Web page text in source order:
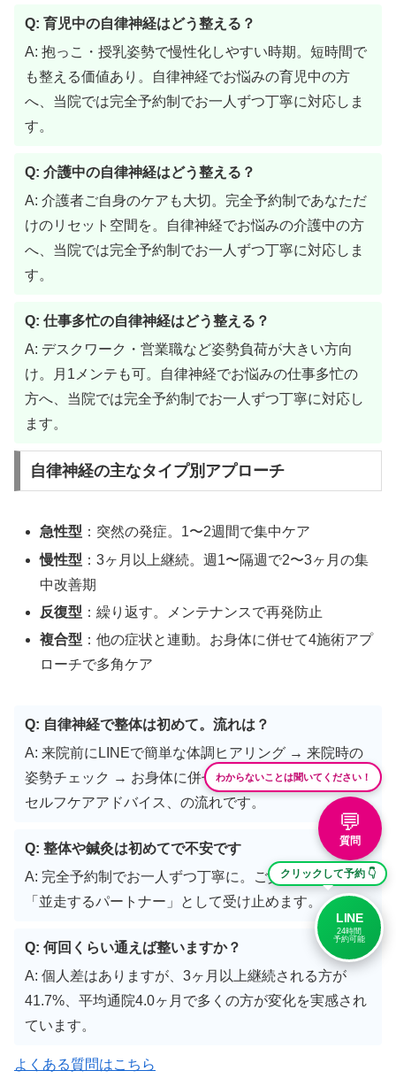
Q: 育児中の自律神経はどう整える？
A: 抱っこ・授乳姿勢で慢性化しやすい時期。短時間で
も整える価値あり。自律神経でお悩みの育児中の方
へ、当院では完全予約制でお一人ずつ丁寧に対応しま
す。
Q: 介護中の自律神経はどう整える？
A: 介護者ご自身のケアも大切。完全予約制であなただ
けのリセット空間を。自律神経でお悩みの介護中の方
へ、当院では完全予約制でお一人ずつ丁寧に対応しま
す。
Q: 仕事多忙の自律神経はどう整える？
A: デスクワーク・営業職など姿勢負荷が大きい方向
け。月1メンテも可。自律神経でお悩みの仕事多忙の
方へ、当院では完全予約制でお一人ずつ丁寧に対応し
ます。
自律神経の主なタイプ別アプローチ
急性型 ：突然の発症。1〜2週間で集中ケア
慢性型 ：3ヶ月以上継続。週1〜隔週で2〜3ヶ月の集
中改善期
反復型 ：繰り返す。メンテナンスで再発防止
複合型 ：他の症状と連動。お身体に併せて4施術アプ
ローチで多角ケア
Q: 自律神経で整体は初めて。流れは？
A: 来院前にLINEで簡単な体調ヒアリング → 来院時の
姿勢チェック → お身体に併せて4施術アプローチ →
セルフケアアドバイス、の流れです。
Q: 整体や鍼灸は初めてで不安です
A: 完全予約制でお一人ずつ丁寧に。ご質問も気軽に
「並走するパートナー」として受け止めます。
Q: 何回くらい通えば整いますか？
A: 個人差はありますが、3ヶ月以上継続される方が
41.7%、平均通院4.0ヶ月で多くの方が変化を実感され
ています。
よくある質問はこちら
わからないことは聞いてください！
💬
質問
クリックして予約 👇
LINE
24時間
予約可能